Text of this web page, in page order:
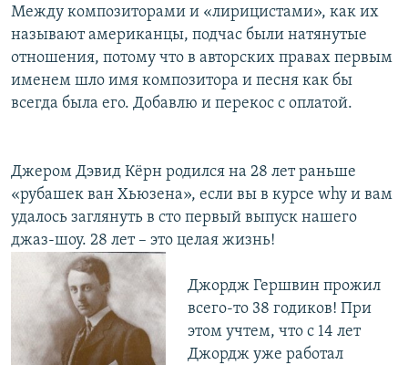
Между композиторами и «лирицистами», как их
называют американцы, подчас были натянутые
отношения, потому что в авторских правах первым
именем шло имя композитора и песня как бы
всегда была его. Добавлю и перекос с оплатой.
Джером Дэвид Кёрн родился на 28 лет раньше
«рубашек ван Хьюзена», если вы в курсе why и вам
удалось заглянуть в сто первый выпуск нашего
джаз-шоу. 28 лет – это целая жизнь!
Джордж Гершвин прожил
всего-то 38 годиков! При
этом учтем, что с 14 лет
Джордж уже работал